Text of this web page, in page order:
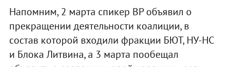
Напомним, 2 марта спикер ВР объявил о
прекращении деятельности коалиции, в
состав которой входили фракции БЮТ, НУ-НС
и Блока Литвина, а 3 марта пообещал